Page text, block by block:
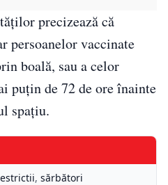
precizează că
persoanelor vaccinate
boală, sau a celor
puțin de 72 de ore înainte
spațiu.
, sărbători